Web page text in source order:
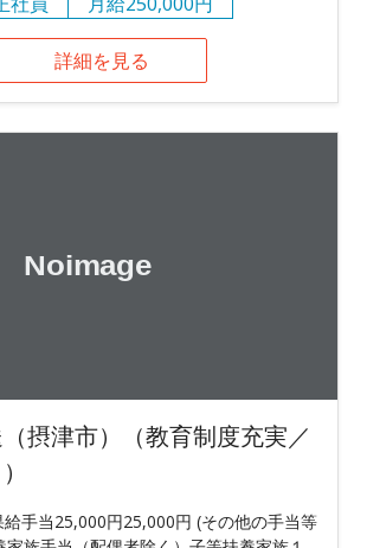
詳細を見る
摂津市）（教育制度充実／
手当25,000円25,000円 (その他の手当等